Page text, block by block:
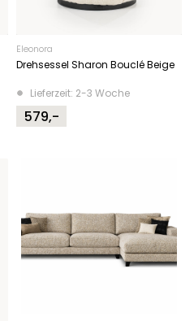
Eleonora
Drehsessel Sharon Bouclé Beige
Lieferzeit: 2-3 Woche
579,-